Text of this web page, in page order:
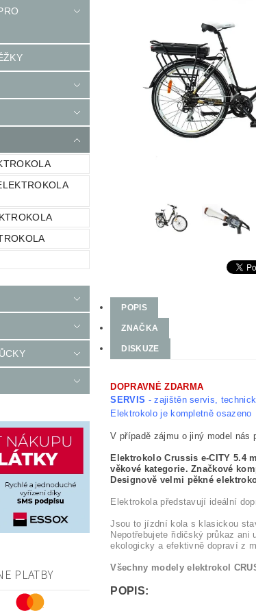
PLATBY
POPIS
ZNAČKA
DISKUZE
DOPRAVNÉ ZDARMA
SERVIS - zajištěn servis,
Elektrokolo je kompletně osazeno
V případě zájmu o jiný model nás
Elektrokolo Crussis e-CITY 5.4
věkové kategorie. Značkové
Designově velmi pěkné
Elektrokola představují ideální
Jsou to jízdní kola s klasickou
Nepotřebujete řidičský průkaz
ekologicky a efektivně dopraví z
Všechny modely elektrokol
POPIS: